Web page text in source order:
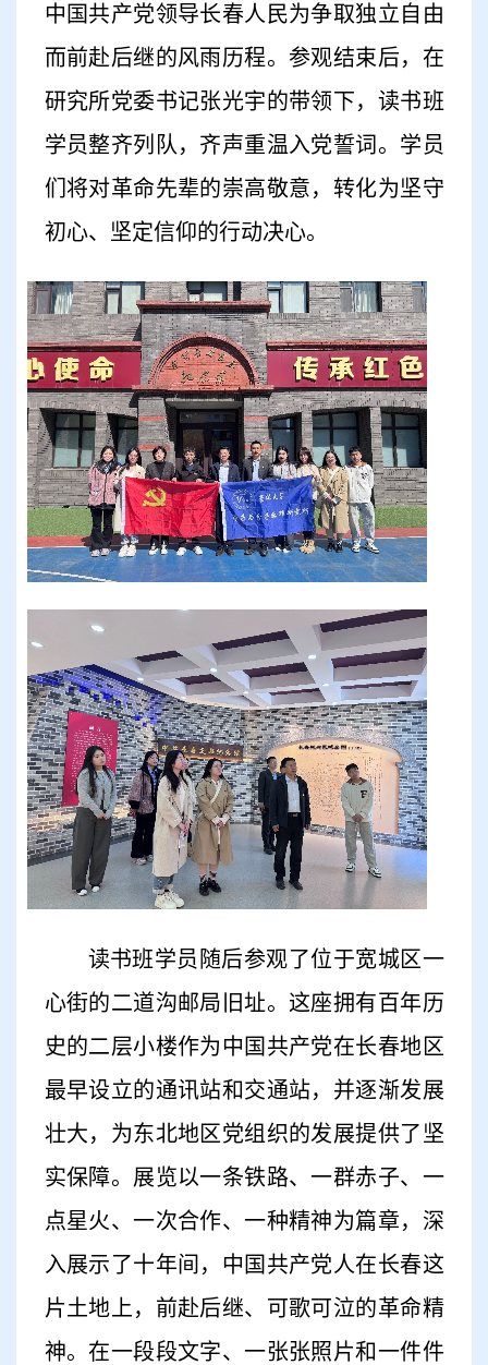
中国共产党领导长春人民为争取独立自由
而前赴后继的风雨历程。参观结束后，在
研究所党委书记张光宇的带领下，读书班
学员整齐列队，齐声重温入党誓词。学员
们将对革命先辈的崇高敬意，转化为坚守
初心、坚定信仰的行动决心。
读书班学员随后参观了位于宽城区一
心街的二道沟邮局旧址。这座拥有百年历
史的二层小楼作为中国共产党在长春地区
最早设立的通讯站和交通站，并逐渐发展
壮大，为东北地区党组织的发展提供了坚
实保障。展览以一条铁路、一群赤子、一
点星火、一次合作、一种精神为篇章，深
入展示了十年间，中国共产党人在长春这
片土地上，前赴后继、可歌可泣的革命精
神。在一段段文字、一张张照片和一件件